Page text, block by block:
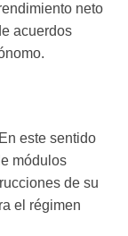
neto
acuerdos
este sentido
módulos
de su
el régimen